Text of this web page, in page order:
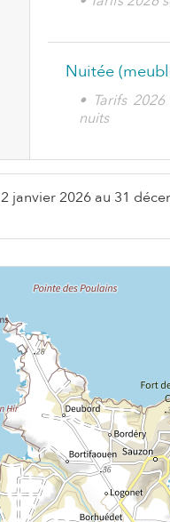
Nuitée
• Tarifs
nuits
2 janvier 2026 au 31